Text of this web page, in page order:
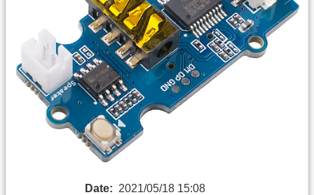
Date: 2021/05/18 15:08